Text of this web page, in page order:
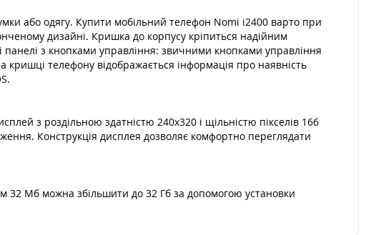
або одягу. Купити мобільний телефон Nomi i2400 варто при
дизайні. Кришка до корпусу кріпиться надійним
з кнопками управління: звичними кнопками управління
телефону відображається інформація про наявність
з роздільною здатністю 240x320 і щільністю пікселів 166
Конструкція дисплея дозволяє комфортно переглядати
32 Мб можна збільшити до 32 Гб за допомогою установки